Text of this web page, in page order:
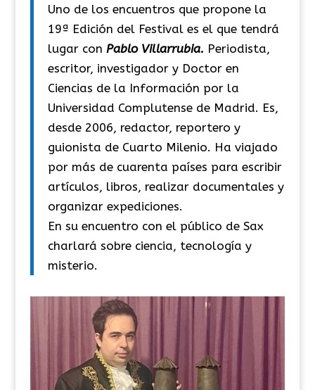
Uno de los encuentros que propone la
19ª Edición del Festival es el que tendrá
lugar con Pablo Villarrubia. Periodista,
escritor, investigador y Doctor en
Ciencias de la Información por la
Universidad Complutense de Madrid. Es,
desde 2006, redactor, reportero y
guionista de Cuarto Milenio. Ha viajado
por más de cuarenta países para escribir
artículos, libros, realizar documentales y
organizar expediciones.
En su encuentro con el público de Sax
charlará sobre ciencia, tecnología y
misterio.